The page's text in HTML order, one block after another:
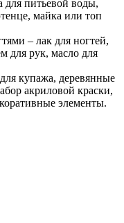
для питьевой воды,
майка или топ
– лак для ногтей,
для рук, масло для
купажа, деревянные
акриловой краски,
элементы.